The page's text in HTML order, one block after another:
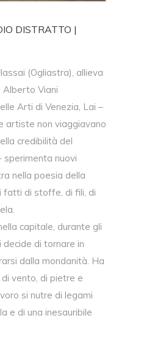
DISTRATTO |
(Ogliastra), allieva
Viani
Arti di Venezia, Lai –
artiste non viaggiavano
credibilità del
sperimenta nuovi
nella poesia della
fatti di stoffe, di fili, di
capitale, durante gli
decide di tornare in
dalla mondanità. Ha
vento, di pietre e
si nutre di legami
e di una inesauribile